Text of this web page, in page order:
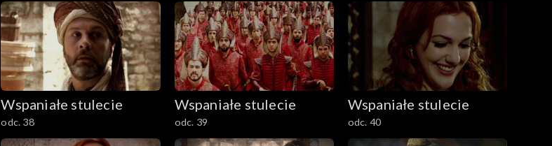
Wspaniałe stulecie
odc. 38
Wspaniałe stulecie
odc. 39
Wspaniałe stulecie
odc. 40